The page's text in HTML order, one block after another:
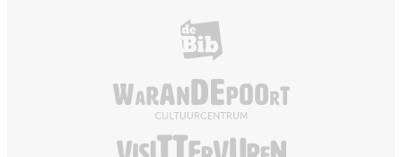
De
Visit Tervuren